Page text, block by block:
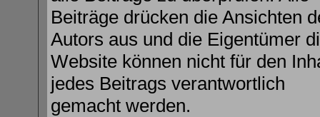
Beiträge drücken die Ansichten
Autors aus und die Eigentümer
Website können nicht für den
jedes Beitrags verantwortlich
gemacht werden.